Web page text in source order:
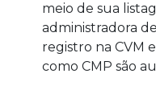
meio de sua
administradora
registro na CVM
como CMP são